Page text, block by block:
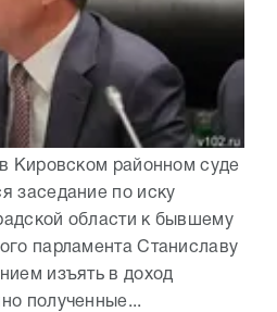
Кировском районном суде
заседание по иску
области к бывшему
парламента Станиславу
изъять в доход
полученные...